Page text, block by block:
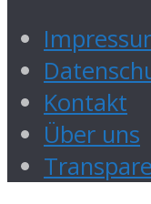
Kontakt
Über uns